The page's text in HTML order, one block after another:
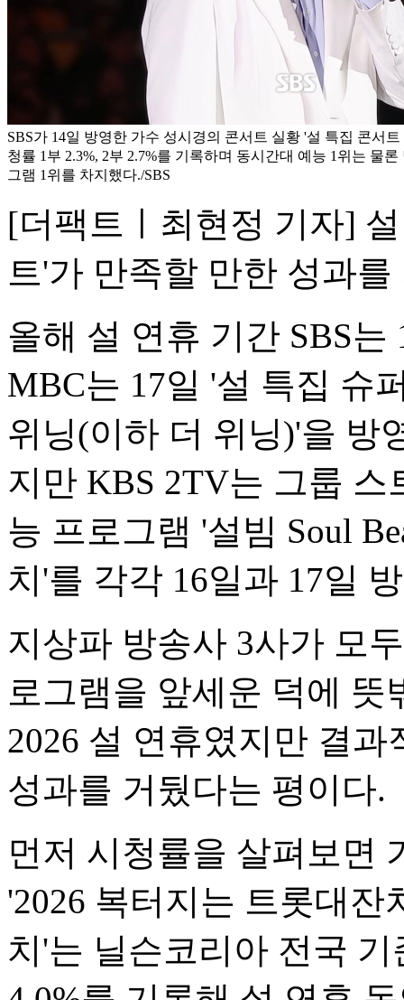
SBS가 14일 방영한 가수 성시경의 콘서트 실황 '설 특집 콘서
청률 1부 2.3%, 2부 2.7%를 기록하며 동시간대 예능 1위는 물
그램 1위를 차지했다./SBS
[더팩트ㅣ최현정 기자]
트'가 만족할 만한 성과
올해 설 연휴 기간 SBS
MBC는 17일 '설 특집 슈
위닝(이하 더 위닝)'을 방
지만 KBS 2TV는 그룹 스
능 프로그램 '설빔 Soul
치'를 각각 16일과 17일
지상파 방송사 3사가 모
로그램을 앞세운 덕에 뜻
2026 설 연휴였지만 결
성과를 거뒀다는 평이다.
먼저 시청률을 살펴보면
'2026 복터지는 트롯대잔
치'는 닐슨코리아 전국